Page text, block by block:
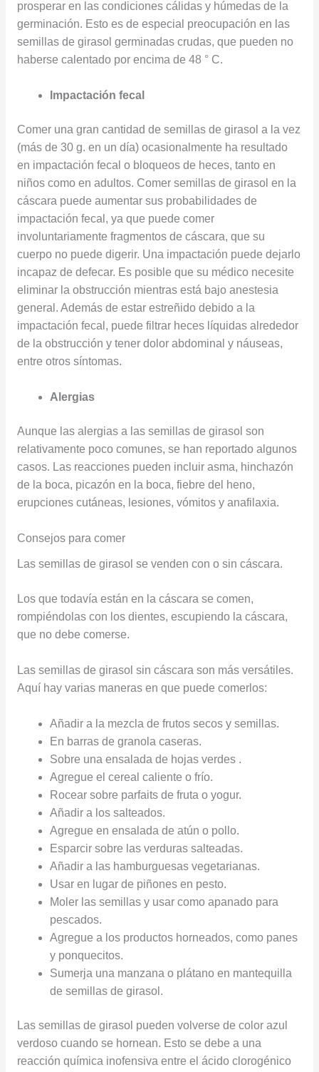
prosperar en las condiciones cálidas y húmedas de la
germinación. Esto es de especial preocupación en las
semillas de girasol germinadas crudas, que pueden no
haberse calentado por encima de 48 ° C.
Impactación fecal
Comer una gran cantidad de semillas de girasol a la vez
(más de 30 g. en un día) ocasionalmente ha resultado
en impactación fecal o bloqueos de heces, tanto en
niños como en adultos. Comer semillas de girasol en la
cáscara puede aumentar sus probabilidades de
impactación fecal, ya que puede comer
involuntariamente fragmentos de cáscara, que su
cuerpo no puede digerir. Una impactación puede dejarlo
incapaz de defecar. Es posible que su médico necesite
eliminar la obstrucción mientras está bajo anestesia
general. Además de estar estreñido debido a la
impactación fecal, puede filtrar heces líquidas alrededor
de la obstrucción y tener dolor abdominal y náuseas,
entre otros síntomas.
Alergias
Aunque las alergias a las semillas de girasol son
relativamente poco comunes, se han reportado algunos
casos. Las reacciones pueden incluir asma, hinchazón
de la boca, picazón en la boca, fiebre del heno,
erupciones cutáneas, lesiones, vómitos y anafilaxia.
Consejos para comer
Las semillas de girasol se venden con o sin cáscara.
Los que todavía están en la cáscara se comen,
rompiéndolas con los dientes, escupiendo la cáscara,
que no debe comerse.
Las semillas de girasol sin cáscara son más versátiles.
Aquí hay varias maneras en que puede comerlos:
Añadir a la mezcla de frutos secos y semillas.
En barras de granola caseras.
Sobre una ensalada de hojas verdes .
Agregue el cereal caliente o frío.
Rocear sobre parfaits de fruta o yogur.
Añadir a los salteados.
Agregue en ensalada de atún o pollo.
Esparcir sobre las verduras salteadas.
Añadir a las hamburguesas vegetarianas.
Usar en lugar de piñones en pesto.
Moler las semillas y usar como apanado para
pescados.
Agregue a los productos horneados, como panes
y ponquecitos.
Sumerja una manzana o plátano en mantequilla
de semillas de girasol.
Las semillas de girasol pueden volverse de color azul
verdoso cuando se hornean. Esto se debe a una
reacción química inofensiva entre el ácido clorogénico